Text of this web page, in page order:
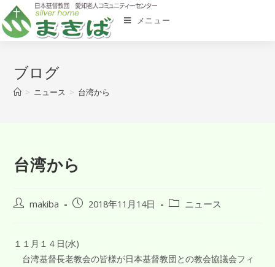
メニュー
ブログ
> ニュース > 台湾から
台湾から
makiba 2018年11月14日 ニュース
１１月１４日(水)
台湾基督長老教会の皆様が日本基督教団との教会協議会フィ